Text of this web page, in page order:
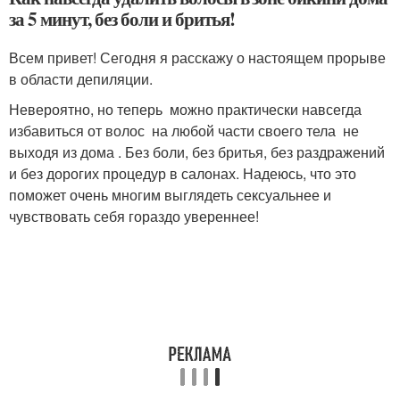
за 5 минут, без боли и бритья!
Всем привет! Сегодня я расскажу о настоящем прорыве
в области депиляции.
Невероятно, но теперь можно практически навсегда
избавиться от волос на любой части своего тела не
выходя из дома . Без боли, без бритья, без раздражений
и без дорогих процедур в салонах. Надеюсь, что это
поможет очень многим выглядеть сексуальнее и
чувствовать себя гораздо увереннее!